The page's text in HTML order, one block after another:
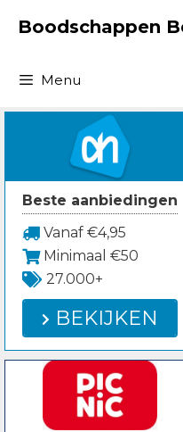
naarBoodschappen
Menu
Beste aanbiedingen
Vanaf €4,95
Minimaal €50
27.000+
BEKIJKEN